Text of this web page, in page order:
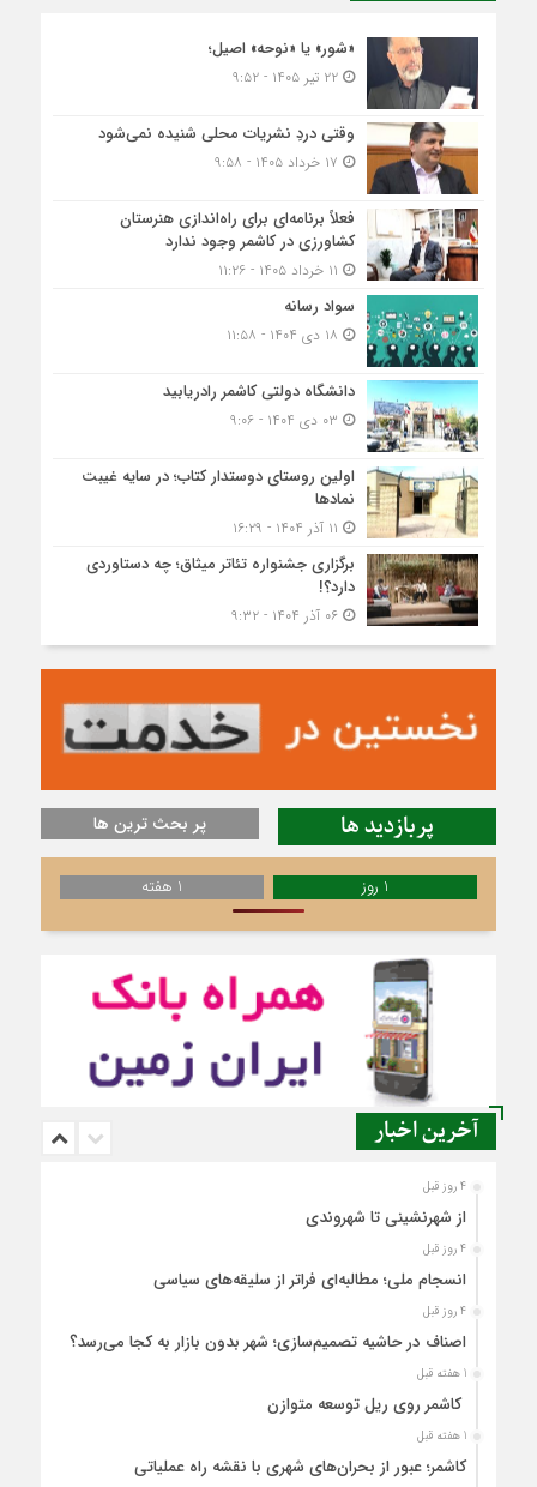
«شور» یا «نوحه» اصیل؛
۲۲ تیر ۱۴۰۵ - ۹:۵۲
وقتی دردِ نشریات محلی شنیده نمی‌شود
فعلاً برنامه‌ای برای راه‌اندازی هنرستان
کشاورزی در کاشمر وجود ندارد
سواد رسانه
دانشگاه دولتی کاشمر‌ رادریابید
اولین روستای دوستدار کتاب؛ در سایه غیبت
نمادها
برگزاری جشنواره تئاتر میثاق؛ چه دستاوردی
دارد؟!
۰۶ آذر ۱۴۰۴ - ۹:۳۲
پربازدید ها پر بحث ترین ها
1 روز 1 هفته
آخرین اخبار
4 روز قبل
از شهرنشینی تا شهروندی
4 روز قبل
انسجام ملی؛ مطالبه‌ای فراتر از سلیقه‌های سیاسی
4 روز قبل
اصناف در حاشیه تصمیم‌سازی؛ شهر بدون بازار به کجا می‌رسد؟
1 هفته قبل
کاشمر روی ریل توسعه متوازن
1 هفته قبل
کاشمر؛ عبور از بحران‌های شهری با نقشه راه عملیاتی